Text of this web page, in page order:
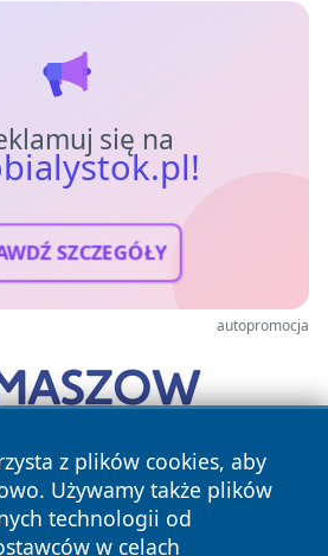
się na
SZCZEGÓŁY
autopromocja
z plików cookies, aby
Używamy także plików
technologii od
w celach